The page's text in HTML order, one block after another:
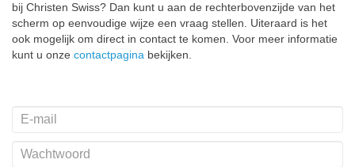
bij Christen Swiss? Dan kunt u aan de rechterbovenzijde van het
scherm op eenvoudige wijze een vraag stellen. Uiteraard is het
ook mogelijk om direct in contact te komen. Voor meer informatie
kunt u onze contactpagina bekijken.